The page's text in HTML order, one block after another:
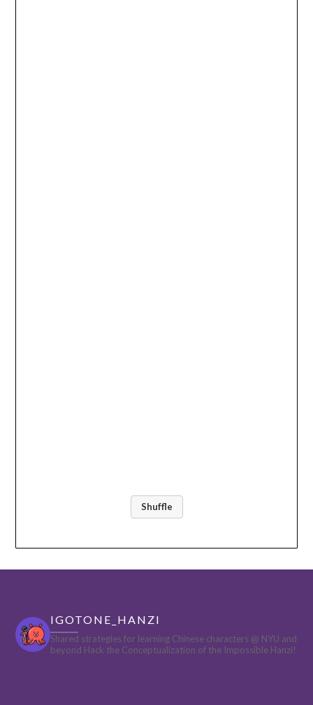
Shuffle
IGOTONE_HANZI
Shared strategies for learning Chinese characters @ NYU and
beyond Hack the Conceptualization of the Impossible Hanzi!